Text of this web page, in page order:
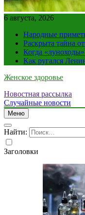
6 августа, 2026
Народные
Раскрыта тайна
Когда
Как ругался
Женское здоровье
Новостная рассылка
Случайные новости
Меню
Найти:
Заголовки